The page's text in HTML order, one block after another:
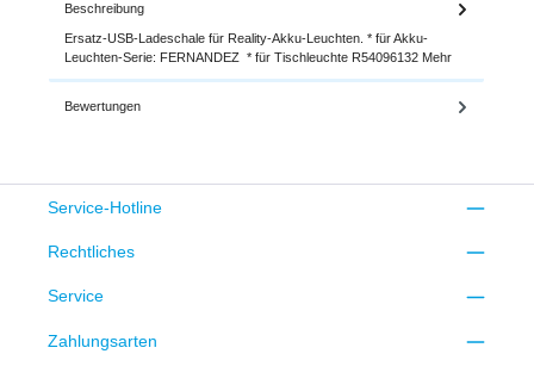
Beschreibung
Ersatz-USB-Ladeschale für Reality-Akku-Leuchten. * für Akku-
Leuchten-Serie: FERNANDEZ * für Tischleuchte R54096132 Mehr
Bewertungen
Service-Hotline
Rechtliches
Service
Zahlungsarten